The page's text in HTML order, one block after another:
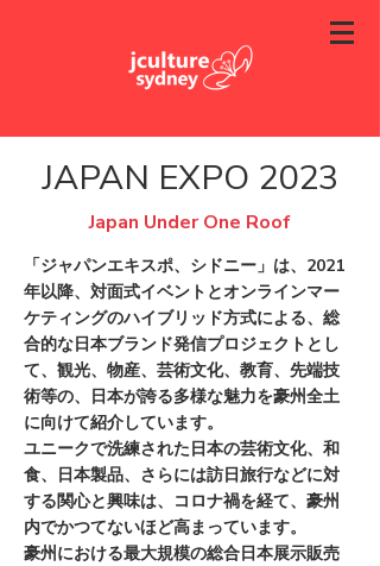
JAPAN EXPO 2023
Japan Under One Roof
「ジャパンエキスポ、シドニー」は、2021
年以降、対面式イベントとオンラインマー
ケティングのハイブリッド方式による、総
合的な日本ブランド発信プロジェクトとし
て、観光、物産、芸術文化、教育、先端技
術等の、日本が誇る多様な魅力を豪州全土
に向けて紹介しています。
ユニークで洗練された日本の芸術文化、和
食、日本製品、さらには訪日旅行などに対
する関心と興味は、コロナ禍を経て、豪州
内でかつてないほど高まっています。
豪州における最大規模の総合日本展示販売